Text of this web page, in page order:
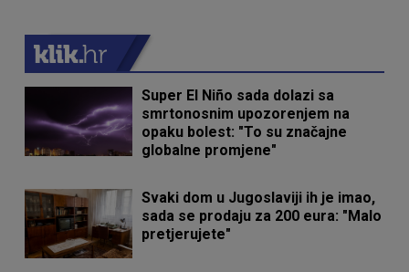
Super El Niño sada dolazi sa
smrtonosnim upozorenjem na
opaku bolest: "To su značajne
globalne promjene"
Svaki dom u Jugoslaviji ih je imao,
sada se prodaju za 200 eura: "Malo
pretjerujete"